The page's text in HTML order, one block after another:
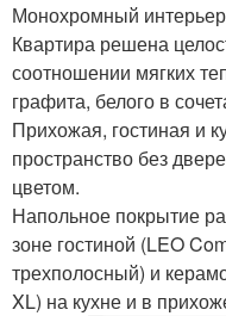
Монохромный
Квартира решена
соотношении мягких
графита, белого в
Прихожая, гостиная и
пространство без
цветом.
Напольное покрытие
зоне гостиной (LEO
трехполосный) и
XL) на кухне и в